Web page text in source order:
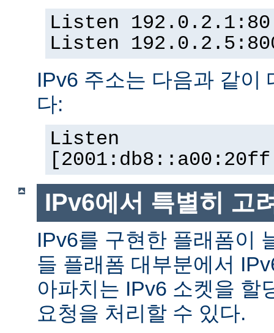
Listen 192.0.2.1:80
Listen
IPv6 주소는 다음과 같이
다:
Listen
IPv6에서 특별히 고
IPv6를 구현한 플래폼이
들 플래폼 대부분에서
아파치는 IPv6 소켓을 할
요청을 처리할 수 있다.